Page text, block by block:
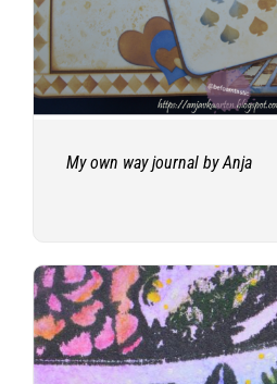
My own way journal by Anja